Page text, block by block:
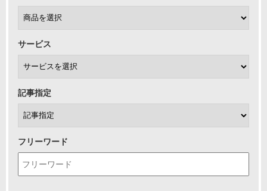
サービス
記事指定
フリーワード